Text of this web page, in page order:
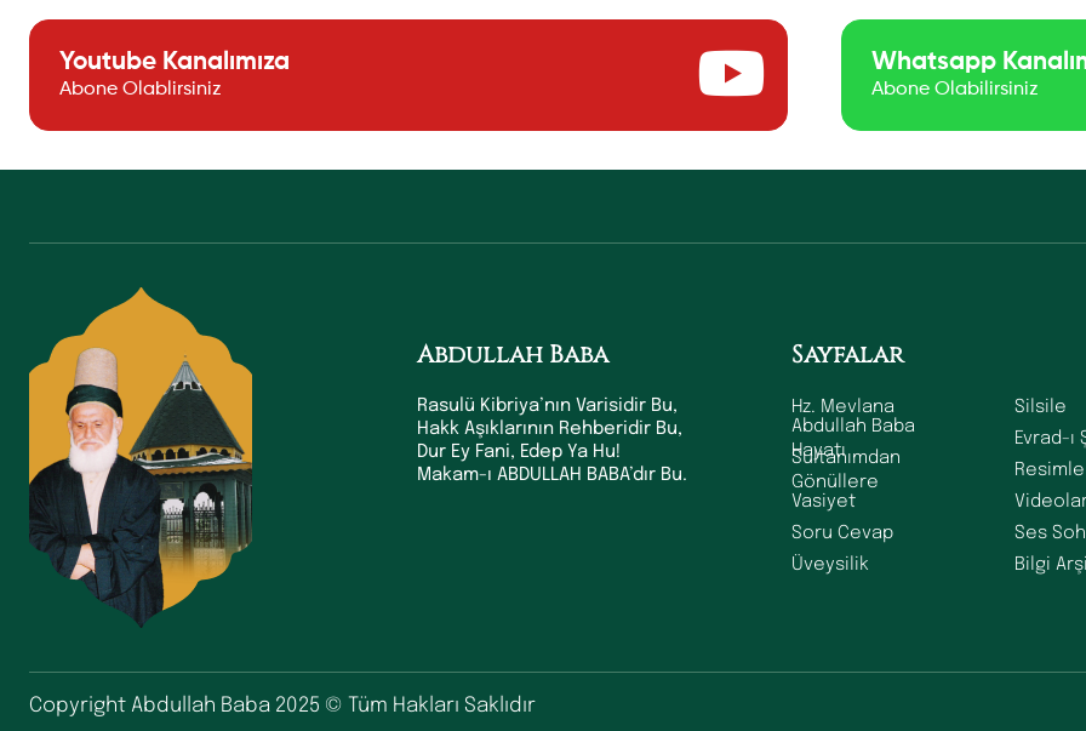
Youtube Kanalımıza
Abone Olablirsiniz
Whatsapp
Abone Olabilirsiniz
Abdullah Baba
Rasulü Kibriya’nın Varisidir Bu,
Hakk Aşıklarının Rehberidir Bu,
Dur Ey Fani, Edep Ya Hu!
Makam-ı ABDULLAH BABA’dır Bu.
Sayfalar
Hz. Mevlana
Abdullah Baba
Hayatı
Sultanımdan
Gönüllere
Vasiyet
Soru Cevap
Üveysilik
Silsile
Evrad-ı
Ses
Bilgi
Copyright Abdullah Baba 2025 © Tüm Hakları Saklıdır